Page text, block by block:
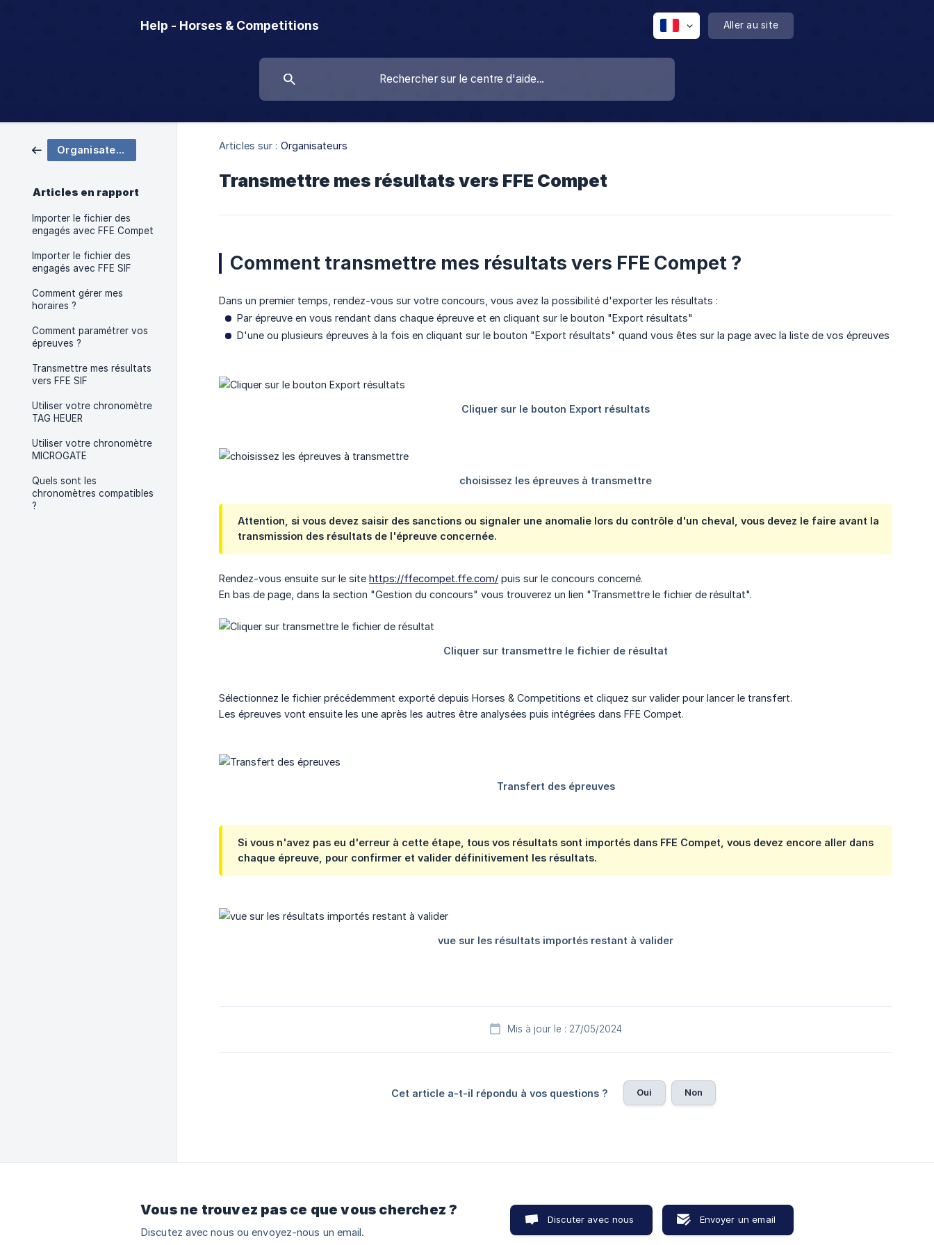
Help - Horses & Competitions Aller au site
Organisateurs
Articles en rapport
Importer le fichier des
engagés avec FFE Compet
Importer le fichier des
engagés avec FFE SIF
Comment gérer mes
horaires ?
Comment paramétrer vos
épreuves ?
Transmettre mes résultats
vers FFE SIF
Utiliser votre chronomètre
TAG HEUER
Utiliser votre chronomètre
MICROGATE
Quels sont les
chronomètres compatibles
?
Articles sur : Organisateurs
Transmettre mes résultats vers FFE Compet
Comment transmettre mes résultats vers FFE Compet ?
Dans un premier temps, rendez-vous sur votre concours, vous avez la possibilité d'exporter les résultats :
Par épreuve en vous rendant dans chaque épreuve et en cliquant sur le bouton "Export résultats"
D'une ou plusieurs épreuves à la fois en cliquant sur le bouton "Export résultats" quand vous êtes sur la page avec la liste de vos épreuves
Attention, si vous devez saisir des sanctions ou signaler une anomalie lors du contrôle d'un cheval, vous devez le faire avant la
transmission des résultats de l'épreuve concernée.
Rendez-vous ensuite sur le site https://ffecompet.ffe.com/ puis sur le concours concerné.
En bas de page, dans la section "Gestion du concours" vous trouverez un lien "Transmettre le fichier de résultat".
Sélectionnez le fichier précédemment exporté depuis Horses & Competitions et cliquez sur valider pour lancer le transfert.
Les épreuves vont ensuite les une après les autres être analysées puis intégrées dans FFE Compet.
Si vous n'avez pas eu d'erreur à cette étape, tous vos résultats sont importés dans FFE Compet, vous devez encore aller dans
chaque épreuve, pour confirmer et valider définitivement les résultats.
Mis à jour le : 27/05/2024
Cet article a-t-il répondu à vos questions ? Oui Non
Vous ne trouvez pas ce que vous cherchez ?
Discutez avec nous ou envoyez-nous un email.
Discuter avec nous Envoyer un email